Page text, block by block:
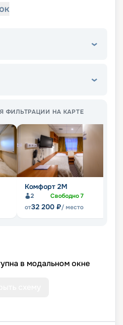
ФИЛЬТРАЦИИ НА КАРТЕ
Комфорт 2M
2 Свободно7
от32 200 ₽/ место
в модальном окне